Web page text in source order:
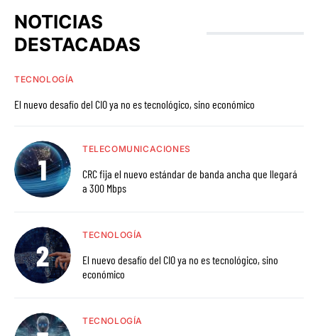
NOTICIAS
DESTACADAS
TECNOLOGÍA
El nuevo desafío del CIO ya no es tecnológico, sino económico
TELECOMUNICACIONES
CRC fija el nuevo estándar de banda ancha que llegará
a 300 Mbps
TECNOLOGÍA
El nuevo desafío del CIO ya no es tecnológico, sino
económico
TECNOLOGÍA